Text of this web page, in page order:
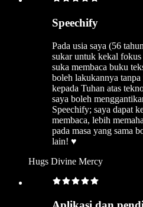
Speechify
Pada usia saya (56
sukar untuk kekal fokus
suka membaca buku
boleh lakukannya
kepada Tuhan atas
saya boleh
Speechify; saya dapat
membaca, lebih
pada masa yang sama
lain! ♥️
Hugs Divine Mercy